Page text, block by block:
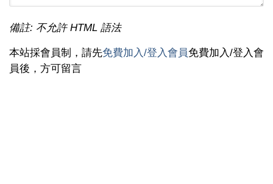
備註: 不允許 HTML 語法
本站採會員制，請先免費加入/登入會員免費加入/登入會
員後，方可留言